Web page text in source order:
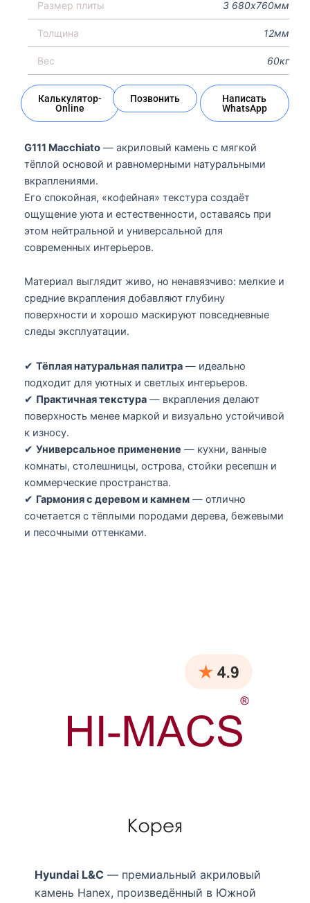
Размер плиты 3 680х760мм
Толщина 12мм
Вес 60кг
Калькулятор-
Online
Позвонить
Написать
WhatsApp
G111 Macchiato — акриловый камень с мягкой
тёплой основой и равномерными натуральными
вкраплениями.
Его спокойная, «кофейная» текстура создаёт
ощущение уюта и естественности, оставаясь при
этом нейтральной и универсальной для
современных интерьеров.
Материал выглядит живо, но ненавязчиво: мелкие и
средние вкрапления добавляют глубину
поверхности и хорошо маскируют повседневные
следы эксплуатации.
✔ Тёплая натуральная палитра — идеально
подходит для уютных и светлых интерьеров.
✔ Практичная текстура — вкрапления делают
поверхность менее маркой и визуально устойчивой
к износу.
✔ Универсальное применение — кухни, ванные
комнаты, столешницы, острова, стойки ресепшн и
коммерческие пространства.
✔ Гармония с деревом и камнем — отлично
сочетается с тёплыми породами дерева, бежевыми
и песочными оттенками.
Hyundai L&C — премиальный акриловый
камень Hanex, произведённый в Южной